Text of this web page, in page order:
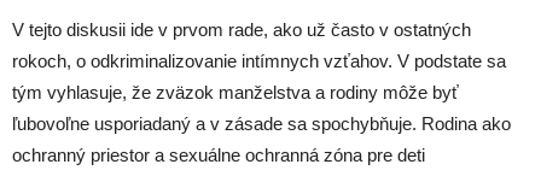
V tejto diskusii ide v prvom rade, ako už často v ostatných
rokoch, o odkriminalizovanie intímnych vzťahov. V podstate sa
tým vyhlasuje, že zväzok manželstva a rodiny môže byť
ľubovoľne usporiadaný a v zásade sa spochybňuje. Rodina ako
ochranný priestor a sexuálne ochranná zóna pre deti